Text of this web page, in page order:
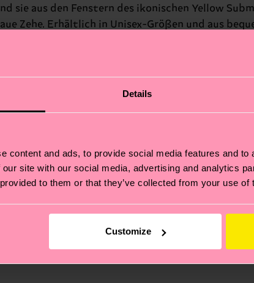
Details
content and ads, to provide social media features and
site with our social media, advertising and analytics
to them or that they’ve collected from your use of
Customize
sie aus den Fenstern des ikonischen Yellow
Zehe. Erhältlich in Unisex-Größen und aus
– es geht auch um eine ethische
Tipps und Tricks findest du auf unserer
einen Richtwert handelt und die genaue